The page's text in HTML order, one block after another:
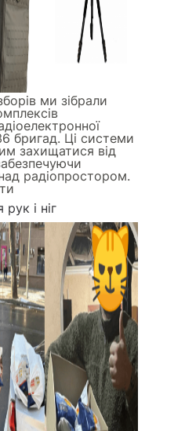
ми зібрали
бригад. Ці системи
захищатися від
радіопростором.
рук і ніг